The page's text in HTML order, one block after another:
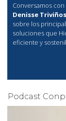
Conversamos con
Denisse Triviños
sobre los
soluciones que
eficiente y
Podcast